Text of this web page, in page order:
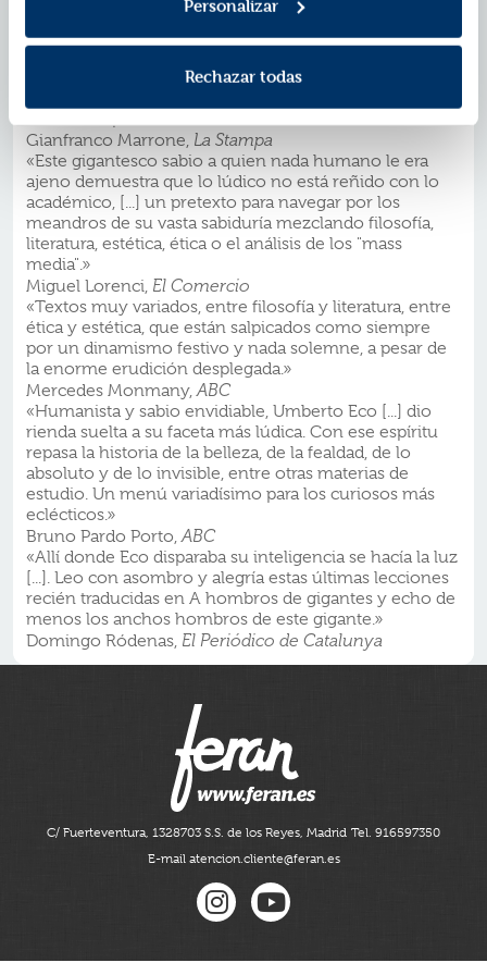
Personalizar
Rechazar todas
Eco, que sus alumnos tanto añoran [...]. Este libro es
una muestra ejemplar de quién era Eco.»
«La lección póstuma de Umberto Eco: para ver desde
Gianfranco Marrone, La Stampa
«Este gigantesco sabio a quien nada humano le era
ajeno demuestra que lo lúdico no está reñido con lo
académico, [...] un pretexto para navegar por los
meandros de su vasta sabiduría mezclando filosofía,
literatura, estética, ética o el análisis de los "mass
media".»
Miguel Lorenci, El Comercio
«Textos muy variados, entre filosofía y literatura, entre
ética y estética, que están salpicados como siempre
por un dinamismo festivo y nada solemne, a pesar de
la enorme erudición desplegada.»
Mercedes Monmany,ABC
«Humanista y sabio envidiable, Umberto Eco [...] dio
rienda suelta a su faceta más lúdica. Con ese espíritu
repasa la historia de la belleza, de la fealdad, de lo
absoluto y de lo invisible, entre otras materias de
estudio. Un menú variadísimo para los curiosos más
eclécticos.»
Bruno Pardo Porto,ABC
«Allí donde Eco disparaba su inteligencia se hacía la luz
[...]. Leo con asombro y alegría estas últimas lecciones
recién traducidas en A hombros de gigantes y echo de
menos los anchos hombros de este gigante.»
Domingo Ródenas, El Periódico de Catalunya
C/ Fuerteventura, 1328703 S.S. de los Reyes, Madrid Tel. 916597350
E-mail atencion.cliente@feran.es